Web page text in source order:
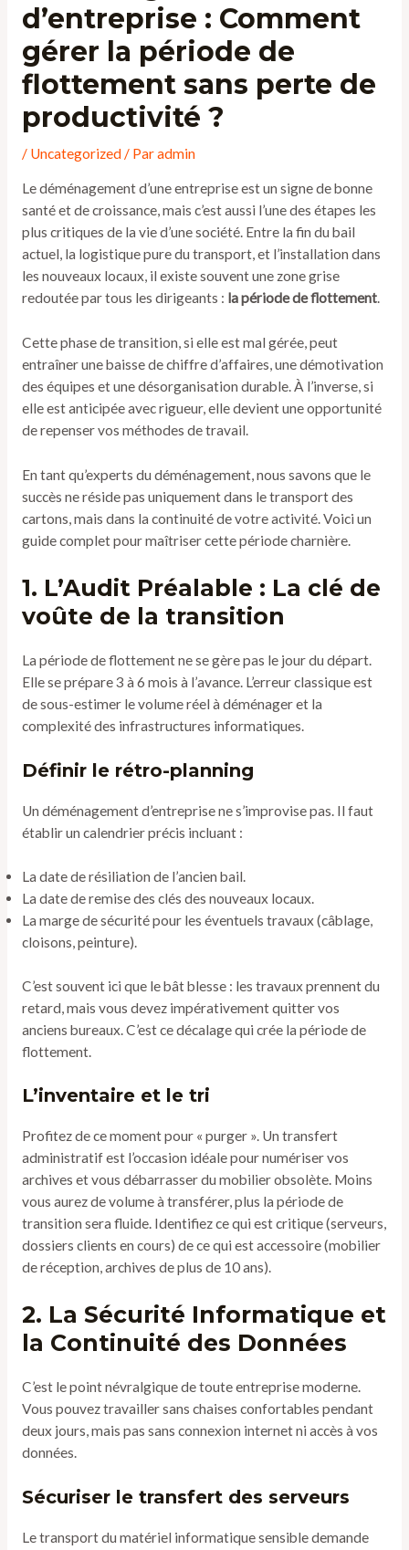
d’entreprise : Comment
gérer la période de
flottement sans perte de
productivité ?
/ Uncategorized/ Paradmin
Le déménagement d’une entreprise est un signe de bonne
santé et de croissance, mais c’est aussi l’une des étapes les
plus critiques de la vie d’une société. Entre la fin du bail
actuel, la logistique pure du transport, et l’installation dans
les nouveaux locaux, il existe souvent une zone grise
redoutée par tous les dirigeants : la période de flottement.
Cette phase de transition, si elle est mal gérée, peut
entraîner une baisse de chiffre d’affaires, une démotivation
des équipes et une désorganisation durable. À l’inverse, si
elle est anticipée avec rigueur, elle devient une opportunité
de repenser vos méthodes de travail.
En tant qu’experts du déménagement, nous savons que le
succès ne réside pas uniquement dans le transport des
cartons, mais dans la continuité de votre activité. Voici un
guide complet pour maîtriser cette période charnière.
1. L’Audit Préalable : La clé de
voûte de la transition
La période de flottement ne se gère pas le jour du départ.
Elle se prépare 3 à 6 mois à l’avance. L’erreur classique est
de sous-estimer le volume réel à déménager et la
complexité des infrastructures informatiques.
Définir le rétro-planning
Un déménagement d’entreprise ne s’improvise pas. Il faut
établir un calendrier précis incluant :
La date de résiliation de l’ancien bail.
La date de remise des clés des nouveaux locaux.
La marge de sécurité pour les éventuels travaux (câblage,
cloisons, peinture).
C’est souvent ici que le bât blesse : les travaux prennent du
retard, mais vous devez impérativement quitter vos
anciens bureaux. C’est ce décalage qui crée la période de
flottement.
L’inventaire et le tri
Profitez de ce moment pour « purger ». Un transfert
administratif est l’occasion idéale pour numériser vos
archives et vous débarrasser du mobilier obsolète. Moins
vous aurez de volume à transférer, plus la période de
transition sera fluide. Identifiez ce qui est critique (serveurs,
dossiers clients en cours) de ce qui est accessoire (mobilier
de réception, archives de plus de 10 ans).
2. La Sécurité Informatique et
la Continuité des Données
C’est le point névralgique de toute entreprise moderne.
Vous pouvez travailler sans chaises confortables pendant
deux jours, mais pas sans connexion internet ni accès à vos
données.
Sécuriser le transfert des serveurs
Le transport du matériel informatique sensible demande